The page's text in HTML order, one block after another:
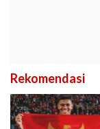
Rekomendasi